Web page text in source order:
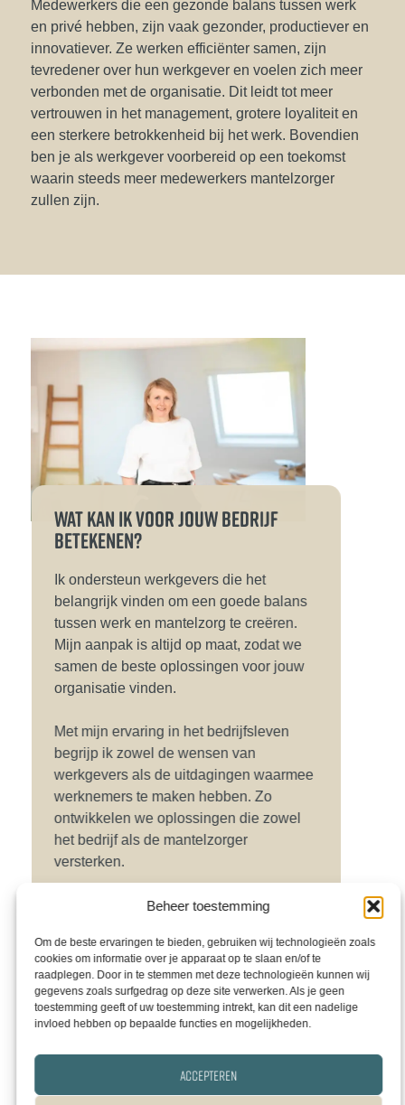
Beheer toestemming
Om de beste ervaringen te bieden, gebruiken wij technologieën zoals
cookies om informatie over je apparaat op te slaan en/of te
raadplegen. Door in te stemmen met deze technologieën kunnen wij
gegevens zoals surfgedrag op deze site verwerken. Als je geen
toestemming geeft of uw toestemming intrekt, kan dit een nadelige
invloed hebben op bepaalde functies en mogelijkheden.
Accepteren
Medewerkers die een gezonde balans tussen werk
en privé hebben, zijn vaak gezonder, productiever en
innovatiever. Ze werken efficiënter samen, zijn
tevredener over hun werkgever en voelen zich meer
verbonden met de organisatie. Dit leidt tot meer
vertrouwen in het management, grotere loyaliteit en
een sterkere betrokkenheid bij het werk. Bovendien
ben je als werkgever voorbereid op een toekomst
waarin steeds meer medewerkers mantelzorger
zullen zijn.
WAT KAN IK VOOR JOUW BEDRIJF
BETEKENEN?
Ik ondersteun werkgevers die het
belangrijk vinden om een goede balans
tussen werk en mantelzorg te creëren.
Mijn aanpak is altijd op maat, zodat we
samen de beste oplossingen voor jouw
organisatie vinden.
Met mijn ervaring in het bedrijfsleven
begrijp ik zowel de wensen van
werkgevers als de uitdagingen waarmee
werknemers te maken hebben. Zo
ontwikkelen we oplossingen die zowel
het bedrijf als de mantelzorger
versterken.
ALS WERKGEVER IS HET
BELANGRIJK DAT JE